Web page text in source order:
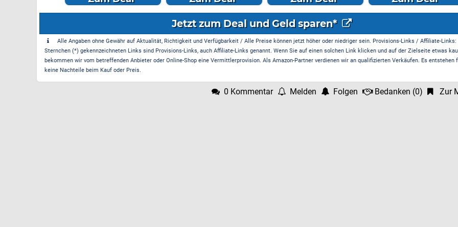
Jetzt zum Deal und Geld sparen*
Alle Angaben ohne Gewähr auf Aktualität, Richtigkeit und Verfügbarkeit / Alle Preise können jetzt höher oder niedriger sein. Provisions-Links / Affiliate-
Sternchen (*) gekennzeichneten Links sind Provisions-Links, auch Affiliate-Links genannt. Wenn Sie auf einen solchen Link klicken und auf der Zielseite etwas
bekommen wir vom betreffenden Anbieter oder Online-Shop eine Vermittlerprovision. Als Amazon-Partner verdienen wir an qualifizierten Verkäufen. Es entstehen
keine Nachteile beim Kauf oder Preis.
0 Kommentar Melden Folgen Bedanken (0) Zur